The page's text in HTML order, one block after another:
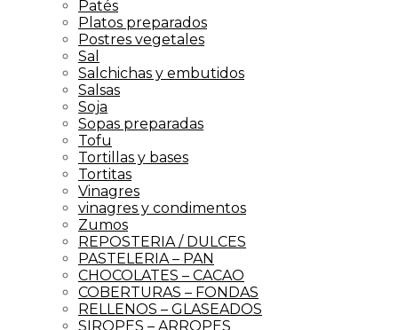
Patés
Platos preparados
Postres vegetales
Sal
Salchichas y embutidos
Salsas
Soja
Sopas preparadas
Tofu
Tortillas y bases
Tortitas
Vinagres
vinagres y condimentos
Zumos
REPOSTERIA / DULCES
PASTELERIA – PAN
CHOCOLATES – CACAO
COBERTURAS – FONDAS
RELLENOS – GLASEADOS
SIROPES – ARROPES